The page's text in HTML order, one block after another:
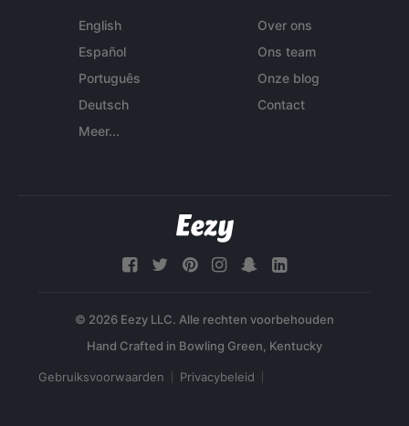
English
Español
Português
Deutsch
Meer...
Over ons
Ons team
Onze blog
Contact
© 2026 Eezy LLC. Alle rechten voorbehouden
Gebruiksvoorwaarden Privacybeleid